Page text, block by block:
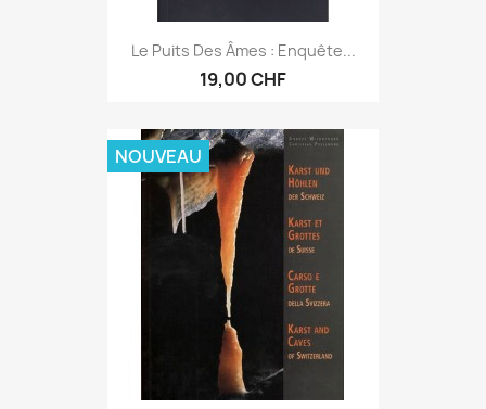
Le Puits Des Âmes : Enquête...
19,00 CHF
NOUVEAU